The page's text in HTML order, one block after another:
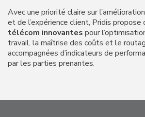
Avec une priorité claire sur
et de l’expérience client, Pridis propose
télécom innovantes pour
travail, la maîtrise des coûts et le
accompagnées d’indicateurs de
par les parties prenantes.